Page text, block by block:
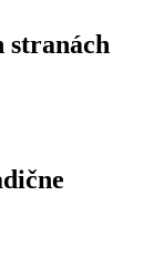
stranách